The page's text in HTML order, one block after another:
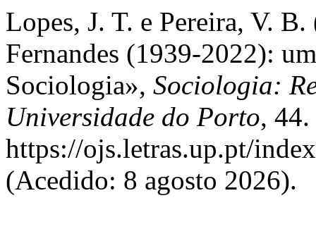
Lopes, J. T. e Pereira, V.
Fernandes (1939-2022):
Sociologia», Sociologia:
Universidade do Porto,
https://ojs.letras.up.pt/
(Acedido: 8 agosto 2026).